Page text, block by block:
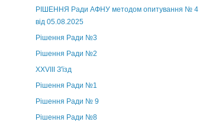
РІШЕННЯ Ради АФНУ методом опитування № 4
від 05.08.2025
Рішення Ради №3
Рішення Ради №2
XXVIII З'їзд
Рішення Ради №1
Рішення Ради № 9
Рішення Ради №8